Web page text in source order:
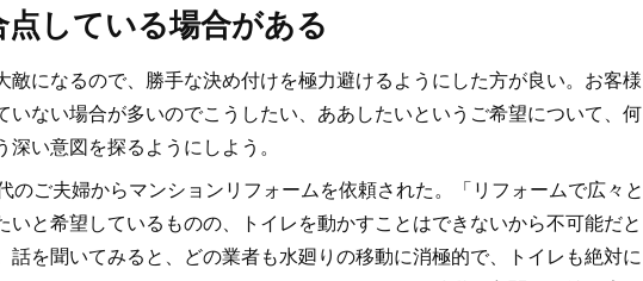
している場合がある
敵になるので、勝手な決め付けを極力避けるようにした方が良い。お客様
いない場合が多いのでこうしたい、ああしたいというご希望について、何
い意図を探るようにしよう。
のご夫婦からマンションリフォームを依頼された。「リフォームで広々と
いと希望しているものの、トイレを動かすことはできないから不可能だと
話を聞いてみると、どの業者も水廻りの移動に消極的で、トイレも絶対に